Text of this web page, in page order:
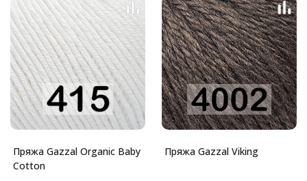
Пряжа Gazzal Organic Baby
Cotton
Пряжа Gazzal Viking